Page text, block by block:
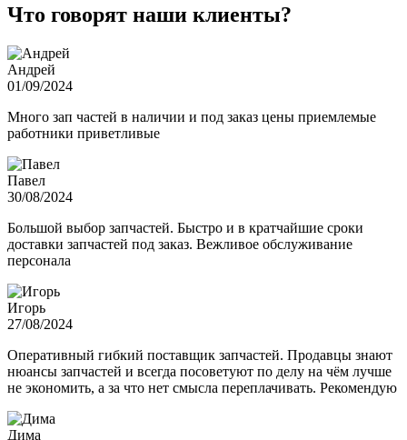
Что говорят наши клиенты?
Андрей
01/09/2024
Много зап частей в наличии и под заказ цены приемлемые
работники приветливые
Павел
30/08/2024
Большой выбор запчастей. Быстро и в кратчайшие сроки
доставки запчастей под заказ. Вежливое обслуживание
персонала
Игорь
27/08/2024
Оперативный гибкий поставщик запчастей. Продавцы знают
нюансы запчастей и всегда посоветуют по делу на чём лучше
не экономить, а за что нет смысла переплачивать. Рекомендую
Дима